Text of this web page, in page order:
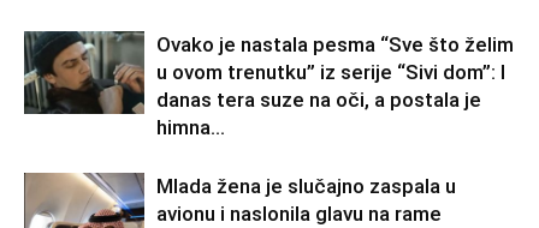
Ovako je nastala pesma “Sve što želim
u ovom trenutku” iz serije “Sivi dom”: I
danas tera suze na oči, a postala je
himna...
Mlada žena je slučajno zaspala u
avionu i naslonila glavu na rame